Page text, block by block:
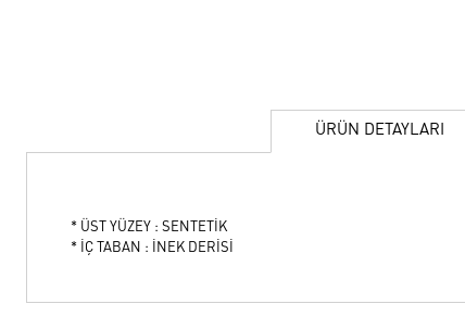
ÜRÜN DETAYLARI
* ÜST YÜZEY : SENTETİK
* İÇ TABAN : İNEK DERİSİ